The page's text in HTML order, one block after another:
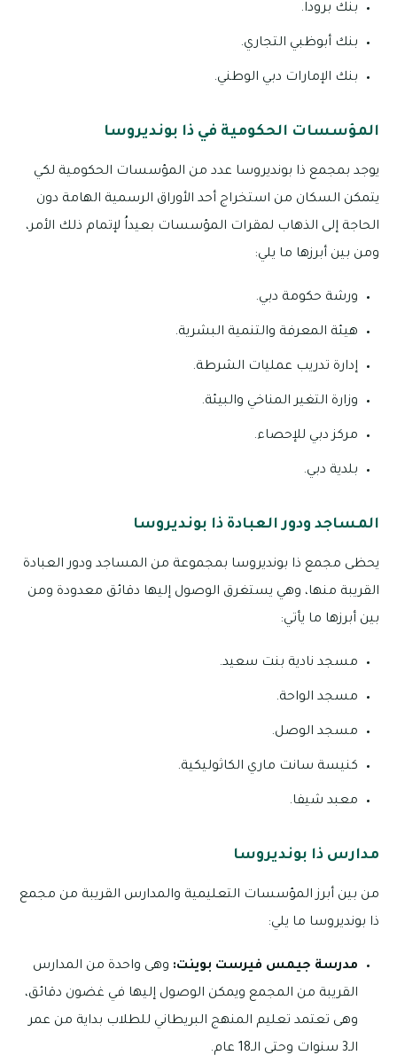
بنك برودا.
بنك أبوظبي التجاري.
بنك الإمارات دبي الوطني.
المؤسسات الحكومية في ذا بونديروسا
يوجد بمجمع ذا بونديروسا عدد من المؤسسات الحكومية لكي
يتمكن السكان من استخراج أحد الأوراق الرسمية الهامة دون
الحاجة إلى الذهاب لمقرات المؤسسات بعيداُ لإتمام ذلك الأمر،
ومن بين أبرزها ما يلي:
ورشة حكومة دبي.
هيئة المعرفة والتنمية البشرية.
إدارة تدريب عمليات الشرطة.
وزارة التغير المناخي والبيئة.
مركز دبي للإحصاء.
بلدية دبي.
المساجد ودور العبادة ذا بونديروسا
يحظى مجمع ذا بونديروسا بمجموعة من المساجد ودور العبادة
القريبة منها، وهي يستغرق الوصول إليها دقائق معدودة ومن
بين أبرزها ما يأتي:
مسجد نادية بنت سعيد.
مسجد الواحة.
مسجد الوصل.
كنيسة سانت ماري الكاثوليكية.
معبد شيفا.
مدارس ذا بونديروسا
من بين أبرز المؤسسات التعليمية والمدارس القريبة من مجمع
ذا بونديروسا ما يلي:
مدرسة جيمس فيرست بوينت: وهى واحدة من المدارس
القريبة من المجمع ويمكن الوصول إليها في غضون دقائق،
وهى تعتمد تعليم المنهج البريطاني للطلاب بداية من عمر
الـ3 سنوات وحتى الـ18 عام.